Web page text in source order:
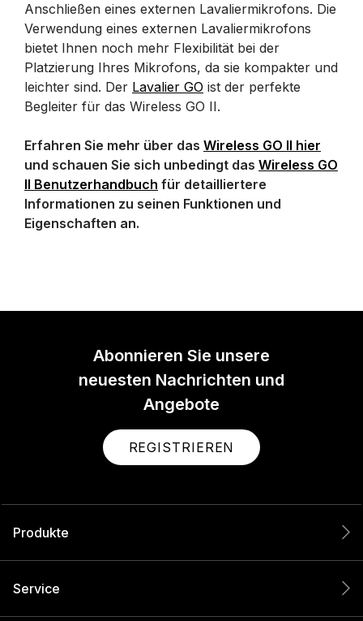
Anschließen eines externen Lavaliermikrofons. Die
Verwendung eines externen Lavaliermikrofons
bietet Ihnen noch mehr Flexibilität bei der
Platzierung Ihres Mikrofons, da sie kompakter und
leichter sind. Der Lavalier GO ist der perfekte
Begleiter für das Wireless GO II.
Erfahren Sie mehr über das Wireless GO II hier
und schauen Sie sich unbedingt das Wireless GO
II Benutzerhandbuch für detailliertere
Informationen zu seinen Funktionen und
Eigenschaften an.
Abonnieren Sie unsere
neuesten Nachrichten und
Angebote
REGISTRIEREN
Produkte
Service